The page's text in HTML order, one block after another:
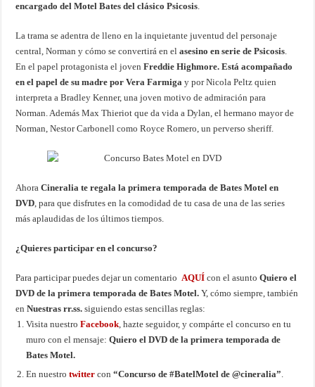
encargado del Motel Bates del clásico Psicosis.
La trama se adentra de lleno en la inquietante juventud del personaje
central, Norman y cómo se convertirá en elasesino en serie de Psicosis.
En el papel protagonista el jovenFreddie Highmore. Está acompañado
en el papel de su madre por Vera Farmiga y por Nicola Peltz quien
interpreta a Bradley Kenner, una joven motivo de admiración para
Norman. Además Max Thieriot que da vida a Dylan, el hermano mayor de
Norman, Nestor Carbonell como Royce Romero, un perverso sheriff.
AhoraCineralia te regala la primera temporada de Bates Motel en
DVD, para que disfrutes en la comodidad de tu casa de una de las series
más aplaudidas de los últimos tiempos.
¿Quieres participar en el concurso?
Para participar puedes dejar un comentarioAQUÍ con el asunto Quiero el
DVD de la primera temporada de Bates Motel. Y, cómo siempre, también
enNuestras rr.ss. siguiendo estas sencillas reglas:
Visita nuestro Facebook, hazte seguidor, y compárte el concurso en tu
muro con el mensaje:Quiero el DVD de la primera temporada de
Bates Motel.
En nuestrotwittercon“Concurso de #BatelMotel de @cineralia”.